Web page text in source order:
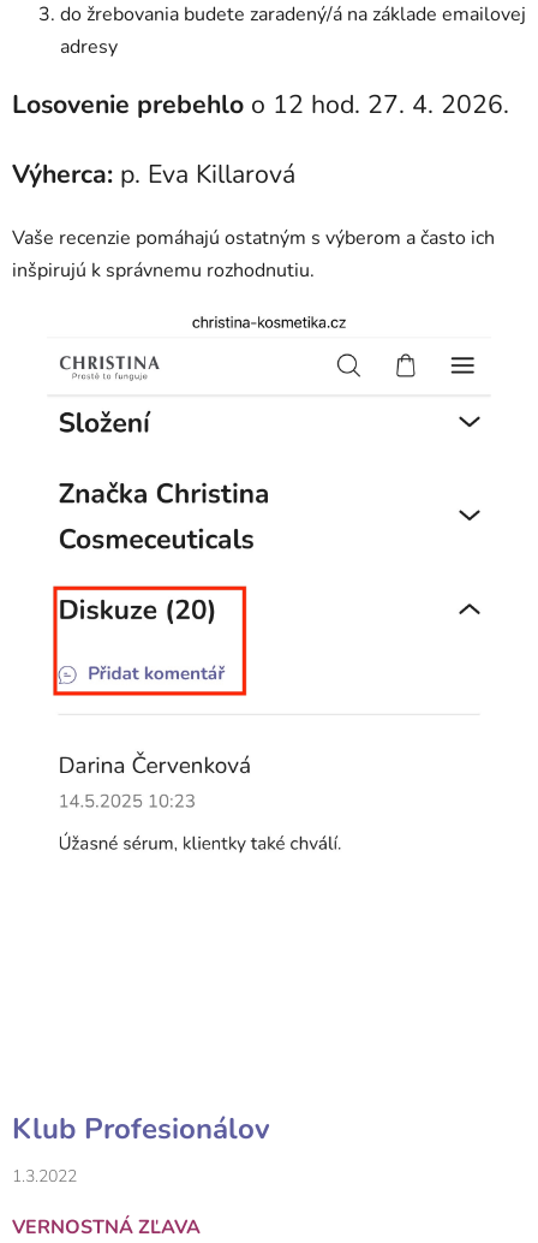
do žrebovania budete zaradený/á na základe emailovej
adresy
Losovenie prebehlo o 12 hod. 27. 4. 2026.
Výherca: p. Eva Killarová
Vaše recenzie pomáhajú ostatným s výberom a často ich
inšpirujú k správnemu rozhodnutiu.
Klub Profesionálov
1.3.2022
VERNOSTNÁ ZĽAVA